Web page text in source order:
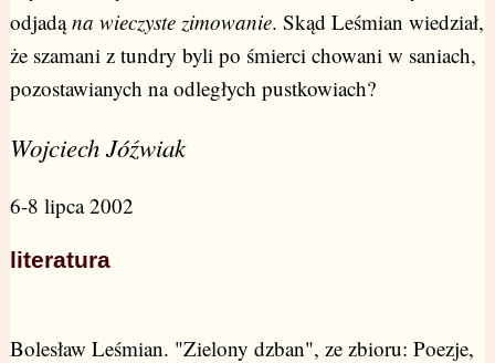
odjadąna wieczyste zimowanie. Skąd Leśmian wiedział,
że szamani z tundry byli po śmierci chowani w saniach,
pozostawianych na odległych pustkowiach?
Wojciech Jóźwiak
6-8 lipca 2002
literatura
Bolesław Leśmian. "Zielony dzban", ze zbioru: Poezje,